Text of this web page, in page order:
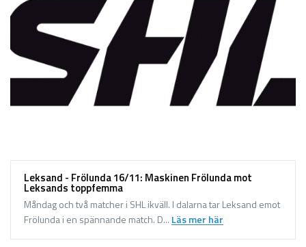
Leksand - Frölunda 16/11: Maskinen Frölunda mot
Leksands toppfemma
Måndag och två matcher i SHL ikväll. I dalarna tar Leksand emot
Frölunda i en spännande match. D... Läs mer här